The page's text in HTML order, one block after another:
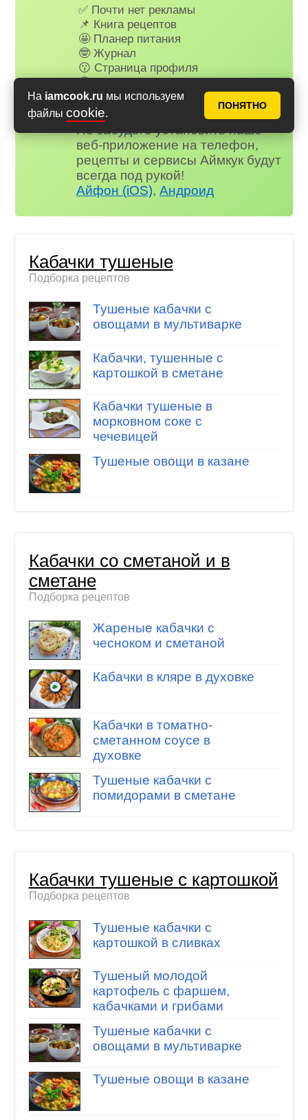
На iamcook.ru мы используем
файлы cookie.
ПОНЯТНО
✅ Почти нет рекламы
📌 Книга рецептов
🤩 Планер питания
🤓 Журнал
😗 Страница профиля
😋 Фотоотчеты
😃 Комментарии
и многое другое…
Не забудьте установить наше
веб-приложение на телефон,
рецепты и сервисы Аймкук будут
всегда под рукой!
Айфон (iOS),Андроид
Кабачки тушеные
Подборка рецептов
Тушеные кабачки с
овощами в мультиварке
Кабачки, тушенные с
картошкой в сметане
Кабачки тушеные в
морковном соке c
чечевицей
Тушеные овощи в казане
Кабачки со сметаной и в
сметане
Подборка рецептов
Жареные кабачки с
чесноком и сметаной
Кабачки в кляре в духовке
Кабачки в томатно-
сметанном соусе в
духовке
Тушеные кабачки с
помидорами в сметане
Кабачки тушеные с картошкой
Подборка рецептов
Тушеные кабачки с
картошкой в сливках
Тушеный молодой
картофель с фаршем,
кабачками и грибами
Тушеные кабачки с
овощами в мультиварке
Тушеные овощи в казане